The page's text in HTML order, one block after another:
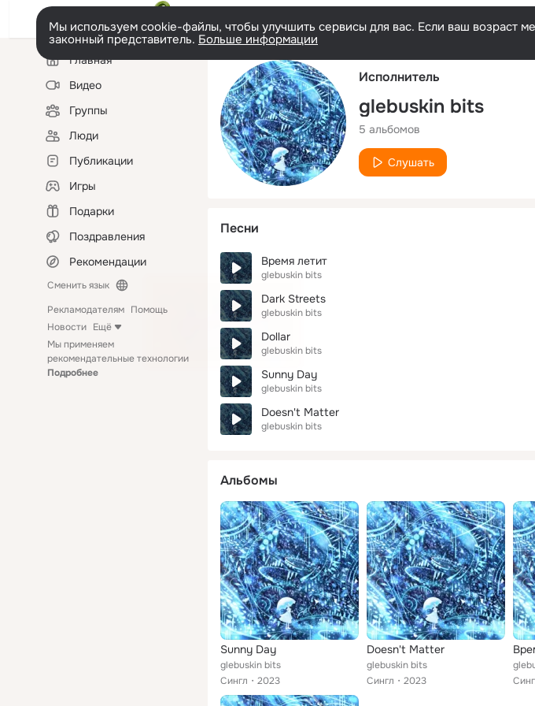
Мы используем cookie-файлы, чтобы улучшить сервисы для вас. Если ваш возраст
законный представитель. Больше информации
Левая
колонкаГлавная
Видео
Группы
Люди
Публикации
Игры
Подарки
Поздравления
Рекомендации
Сменить язык
Рекламодателям Помощь
Новости Ещё
Мы применяем
рекомендательные технологии
Подробнее
Исполнитель
glebuskin bits
5 альбомов
Слушать
Песни
Время летит
glebuskin bits
Dark Streets
glebuskin bits
Dollar
glebuskin bits
Sunny Day
glebuskin bits
Doesn't Matter
glebuskin bits
Альбомы
Sunny Day
glebuskin bits
Сингл
2023
Doesn't Matter
glebuskin bits
Сингл
2023